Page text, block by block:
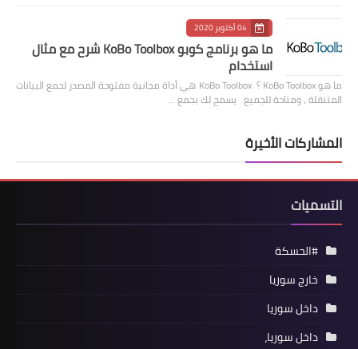
04 أكتوبر 2020
ما هو برنامج كوبو KoBo Toolbox شرح مع مثال
استخدام
ما هو KoBo Toolbox ؟ KoBo Toolbox هي أداة مجانية مفتوحة المصدر لجمع البيانات
المتنقلة ، ومتاحة للجميع. يسمح لك بجمع …
المشاركات الأخيرة
التسميات
#الحسكة
خارج سوريا
داخل سوريا
داخل سوريا،